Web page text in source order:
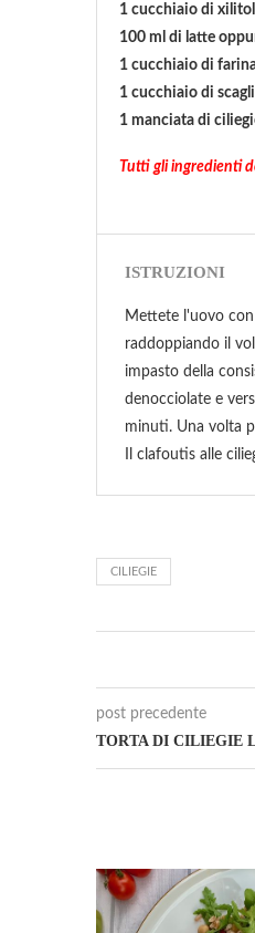
1 cucchiaio di
100 ml di latte
1 cucchiaio di
1 cucchiaio di
1 manciata di
Tutti gli ingredienti
ISTRUZIONI
Mettete l'uovo
raddoppiando il
impasto della
denocciolate e
minuti. Una volta
Il clafoutis alle
CILIEGIE
post precedente
TORTA DI CILIEGIE